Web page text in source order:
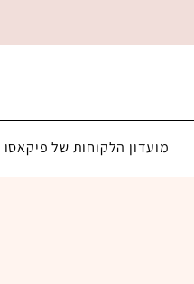
מועדון הלקוחות של פיקאסו